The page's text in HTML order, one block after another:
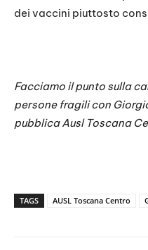
dei vaccini piuttosto
Facciamo il punto sulla
persone fragili con
pubblica Ausl Toscana
TAGS AUSL Toscana Centro